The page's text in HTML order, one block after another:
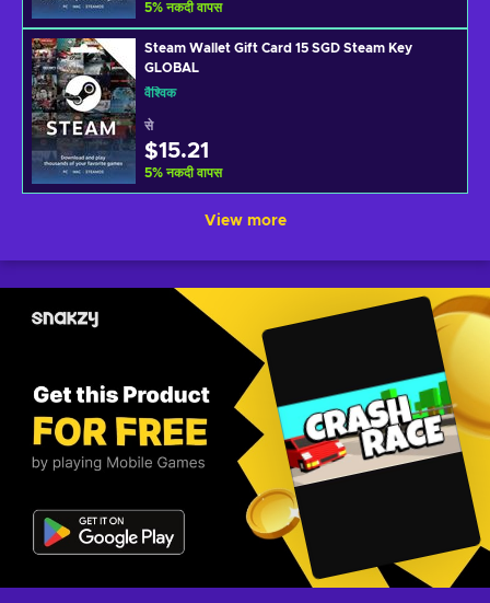
5% नकदी वापस
Steam Wallet Gift Card 15 SGD Steam Key
GLOBAL
वैश्विक
से
$15.21
5% नकदी वापस
View more